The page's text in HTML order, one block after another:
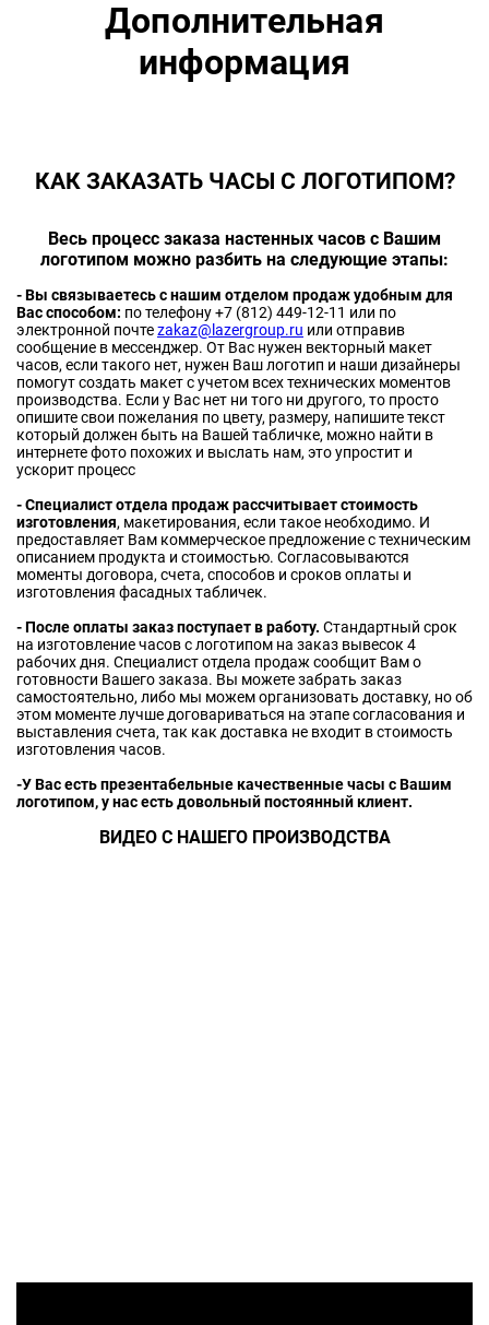
Дополнительная
информация
КАК ЗАКАЗАТЬ ЧАСЫ С ЛОГОТИПОМ?
Весь процесс заказа настенных часов с Вашим
логотипом можно разбить на следующие этапы:
- Вы связываетесь с нашим отделом продаж удобным для
Вас способом: по телефону +7 (812) 449-12-11 или по
электронной почтеzakaz@lazergroup.ru или отправив
сообщение в мессенджер. От Вас нужен векторный макет
часов, если такого нет, нужен Ваш логотип и наши дизайнеры
помогут создать макет с учетом всех технических моментов
производства. Если у Вас нет ни того ни другого, то просто
опишите свои пожелания по цвету, размеру, напишите текст
который должен быть на Вашей табличке, можно найти в
интернете фото похожих и выслать нам, это упростит и
ускорит процесс
- Специалист отдела продаж рассчитывает стоимость
изготовления, макетирования, если такое необходимо. И
предоставляет Вам коммерческое предложение с техническим
описанием продукта и стоимостью. Согласовываются
моменты договора, счета, способов и сроков оплаты и
изготовления фасадных табличек.
- После оплаты заказ поступает в работу. Стандартный срок
на изготовление часов с логотипом на заказ вывесок 4
рабочих дня. Специалист отдела продаж сообщит Вам о
готовности Вашего заказа. Вы можете забрать заказ
самостоятельно, либо мы можем организовать доставку, но об
этом моменте лучше договариваться на этапе согласования и
выставления счета, так как доставка не входит в стоимость
изготовления часов.
-У Вас есть презентабельные качественные часы с Вашим
логотипом, у нас есть довольный постоянный клиент.
ВИДЕО С НАШЕГО ПРОИЗВОДСТВА